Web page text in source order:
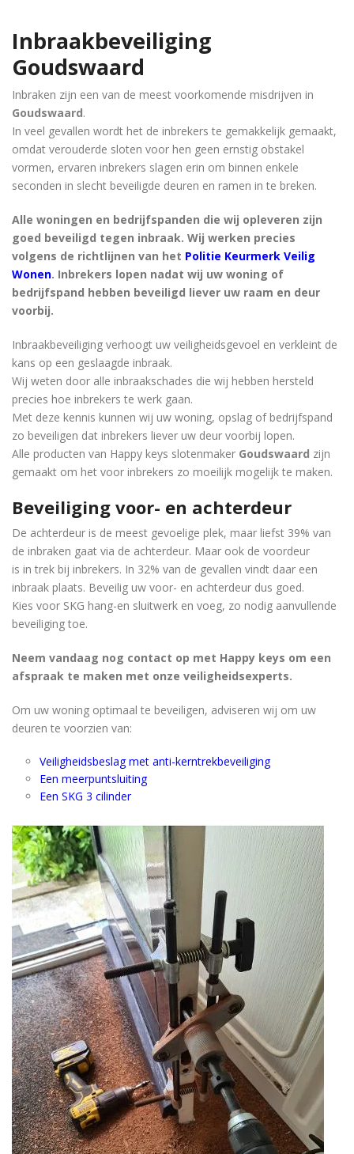
Inbraakbeveiliging
Goudswaard
Inbraken zijn een van de meest voorkomende misdrijven in
Goudswaard.
In veel gevallen wordt het de inbrekers te gemakkelijk gemaakt,
omdat verouderde sloten voor hen geen ernstig obstakel
vormen, ervaren inbrekers slagen erin om binnen enkele
seconden in slecht beveiligde deuren en ramen in te breken.
Alle woningen en bedrijfspanden die wij opleveren zijn
goed beveiligd tegen inbraak. Wij werken precies
volgens de richtlijnen van het Politie Keurmerk Veilig
Wonen. Inbrekers lopen nadat wij uw woning of
bedrijfspand hebben beveiligd liever uw raam en deur
voorbij.
Inbraakbeveiliging verhoogt uw veiligheidsgevoel en verkleint de
kans op een geslaagde inbraak.
Wij weten door alle inbraakschades die wij hebben hersteld
precies hoe inbrekers te werk gaan.
Met deze kennis kunnen wij uw woning, opslag of bedrijfspand
zo beveiligen dat inbrekers liever uw deur voorbij lopen.
Alle producten van Happy keys slotenmaker Goudswaard zijn
gemaakt om het voor inbrekers zo moeilijk mogelijk te maken.
Beveiliging voor- en achterdeur
De achterdeur is de meest gevoelige plek, maar liefst 39% van
de inbraken gaat via de achterdeur. Maar ook de voordeur
is in trek bij inbrekers. In 32% van de gevallen vindt daar een
inbraak plaats. Beveilig uw voor- en achterdeur dus goed.
Kies voor SKG hang-en sluitwerk en voeg, zo nodig aanvullende
beveiliging toe.
Neem vandaag nog contact op met Happy keys om een ​​
afspraak te maken met onze veiligheidsexperts.
Om uw woning optimaal te beveiligen, adviseren wij om uw
deuren te voorzien van:
Veiligheidsbeslag met anti-kerntrekbeveiliging
Een meerpuntsluiting
Een SKG 3 cilinder